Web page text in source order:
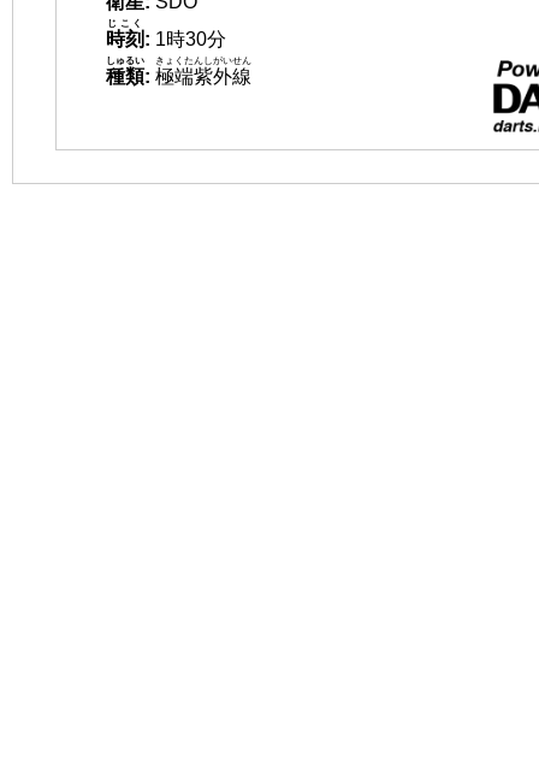
時刻
じこく
: 1時30分
種類
しゅるい
: 極端紫外線
きょくたんしがいせん